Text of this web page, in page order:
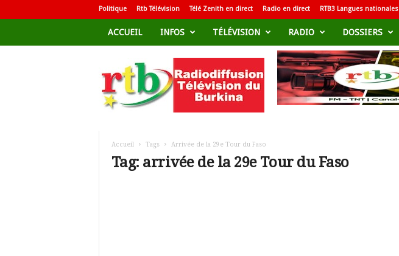
Politique Rtb Télévision Télé Zenith en direct Radio en direct RTB3 Langues nationales
ACCUEIL INFOS TÉLÉVISION RADIO DOSSIERS
d
i
Accueil Tags Arrivée de la 29e Tour du Faso
Tag: arrivée de la 29e Tour du Faso